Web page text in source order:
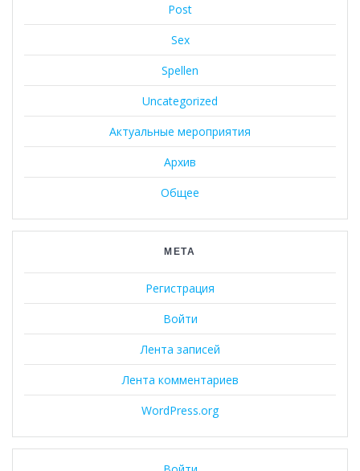
Post
Sex
Spellen
Uncategorized
Актуальные мероприятия
Архив
Общее
МЕТА
Регистрация
Войти
Лента записей
Лента комментариев
WordPress.org